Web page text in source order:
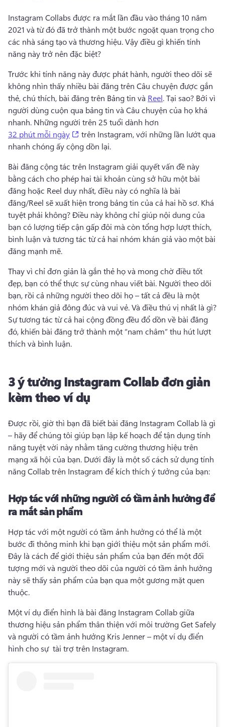
Instagram Collabs được ra mắt lần đầu vào tháng 10 năm
2021 và từ đó đã trở thành một bước ngoặt quan trọng cho
các nhà sáng tạo và thương hiệu. Vậy điều gì khiến tính
năng này trở nên đặc biệt?
Trước khi tính năng này được phát hành, người theo dõi sẽ
không nhìn thấy nhiều bài đăng trên Câu chuyện được gắn
thẻ, chú thích, bài đăng trên Bảng tin và Reel. Tại sao? Bởi vì
người dùng cuộn qua bảng tin và Câu chuyện của họ khá
nhanh. Những người trên 25 tuổi dành hơn
32 phút mỗi ngày
(opens in a new tab)
trên Instagram, với những lần lướt qua
nhanh chóng ấy cộng dồn lại.
Bài đăng cộng tác trên Instagram giải quyết vấn đề này
bằng cách cho phép hai tài khoản cùng sở hữu một bài
đăng hoặc Reel duy nhất, điều này có nghĩa là bài
đăng/Reel sẽ xuất hiện trong bảng tin của cả hai hồ sơ. Khá
tuyệt phải không? Điều này không chỉ giúp nội dung của
bạn có lượng tiếp cận gấp đôi mà còn tổng hợp lượt thích,
bình luận và tương tác từ cả hai nhóm khán giả vào một bài
đăng mạnh mẽ.
Thay vì chỉ đơn giản là gắn thẻ họ và mong chờ điều tốt
đẹp, bạn có thể thực sự cùng nhau viết bài. Người theo dõi
bạn, rồi cả những người theo dõi họ – tất cả đều là một
nhóm khán giả đông đúc và vui vẻ.
Sự tương tác từ cả hai cộng đồng đều đổ dồn về bài đăng
đó, khiến bài đăng trở thành một “nam châm” thu hút lượt
thích và bình luận.
3 ý tưởng Instagram Collab đơn giản
kèm theo ví dụ
Được rồi, giờ thì bạn đã biết bài đăng Instagram Collab là gì
– hãy để chúng tôi giúp bạn lập kế hoạch để tận dụng tính
năng tuyệt vời này nhằm tăng cường thương hiệu trên
mạng xã hội của bạn. Dưới đây là một số cách sử dụng tính
năng Collab trên Instagram để kích thích ý tưởng của bạn:
Hợp tác với những người có tầm ảnh hưởng để
ra mắt sản phẩm
Hợp tác với một người có tầm ảnh hưởng có thể là một
Đây là cách để giới thiệu sản phẩm của bạn đến một đối
tượng mới và người theo dõi của người có tầm ảnh hưởng
này sẽ thấy sản phẩm của bạn qua một gương mặt quen
thuộc.
Một ví dụ điển hình là bài đăng Instagram Collab giữa
thương hiệu sản phẩm thân thiện với môi trường Get Safely
và người có tầm ảnh hưởng Kris Jenner – một ví dụ điển
hình cho sự tài trợ trên Instagram.